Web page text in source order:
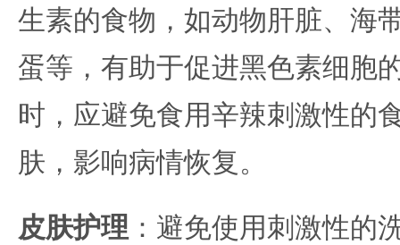
生素的食物，如动物肝脏、海
蛋等，有助于促进黑色素细胞
时，应避免食用辛辣刺激性的
肤，影响病情恢复。
皮肤护理 ：避免使用刺激性的